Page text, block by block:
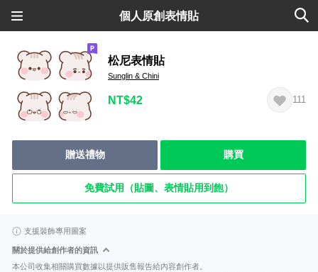
個人原創表情貼
松尼表情貼
Sunglin & Chini
NT$42 111
贈送禮物 購買
免費試用（貼圖、表情貼用到飽）
支援裝飾專用圖案
關於提供給創作者的資訊
本公司收集相關購買數據以提供販售報告給內容創作者。